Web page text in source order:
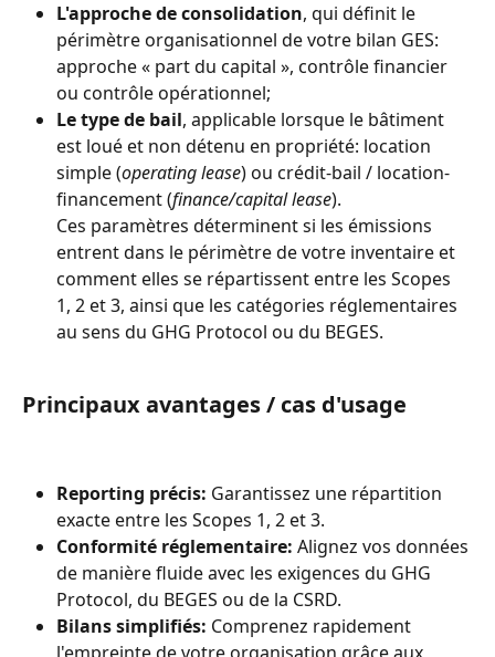
L'approche de consolidation, qui définit le
périmètre organisationnel de votre bilan GES:
approche « part du capital », contrôle financier
ou contrôle opérationnel;
Le type de bail, applicable lorsque le bâtiment
est loué et non détenu en propriété: location
simple (operating lease) ou crédit-bail / location-
financement (finance/capital lease).
Ces paramètres déterminent si les émissions
entrent dans le périmètre de votre inventaire et
comment elles se répartissent entre les Scopes
1, 2 et 3, ainsi que les catégories réglementaires
au sens du GHG Protocol ou du BEGES.
Principaux avantages / cas d'usage
Reporting précis: Garantissez une répartition
exacte entre les Scopes 1, 2 et 3.
Conformité réglementaire: Alignez vos données
de manière fluide avec les exigences du GHG
Protocol, du BEGES ou de la CSRD.
Bilans simplifiés: Comprenez rapidement